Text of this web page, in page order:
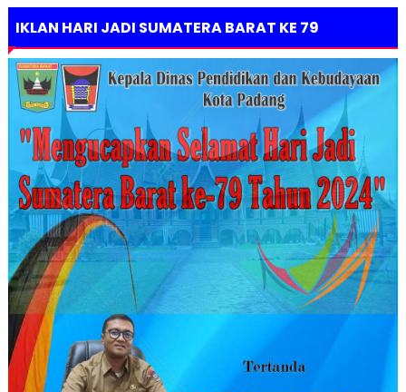
IKLAN HARI JADI SUMATERA BARAT KE 79